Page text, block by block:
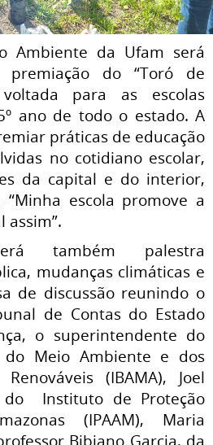
Ambiente da Ufam será
do “Toró de
para as escolas
ano de todo o estado. A
práticas de educação
no cotidiano escolar,
da capital e do interior,
escola promove a
assim”.
também palestra
mudanças climáticas e
de discussão reunindo o
de Contas do Estado
o superintendente do
do Meio Ambiente e dos
(IBAMA), Joel
Instituto de Proteção
(IPAAM), Maria
Bibiano Garcia, da